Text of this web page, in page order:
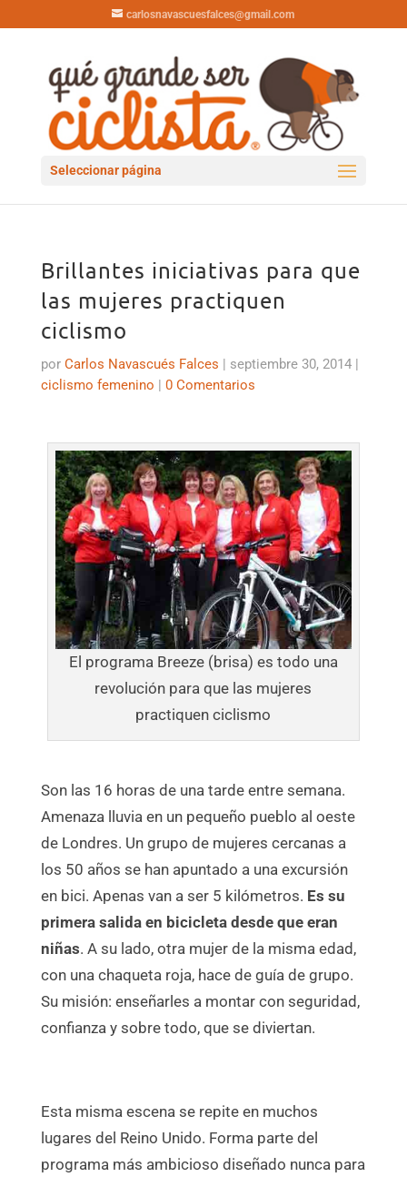
carlosnavascuesfalces@gmail.com
Seleccionar página
Brillantes iniciativas para que
las mujeres practiquen
ciclismo
por Carlos Navascués Falces | septiembre 30, 2014 |
ciclismo femenino | 0 Comentarios
El programa Breeze (brisa) es todo una
revolución para que las mujeres
practiquen ciclismo
Son las 16 horas de una tarde entre semana.
Amenaza lluvia en un pequeño pueblo al oeste
de Londres. Un grupo de mujeres cercanas a
los 50 años se han apuntado a una excursión
en bici. Apenas van a ser 5 kilómetros. Es su
primera salida en bicicleta desde que eran
niñas. A su lado, otra mujer de la misma edad,
con una chaqueta roja, hace de guía de grupo.
Su misión: enseñarles a montar con seguridad,
confianza y sobre todo, que se diviertan.
Esta misma escena se repite en muchos
lugares del Reino Unido. Forma parte del
programa más ambicioso diseñado nunca para